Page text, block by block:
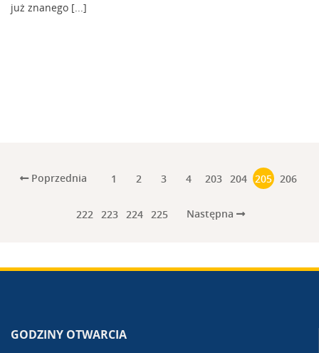
już znanego [...]
Poprzednia 1 2 3 4 203 204 205 206
222 223 224 225 Następna
GODZINY OTWARCIA